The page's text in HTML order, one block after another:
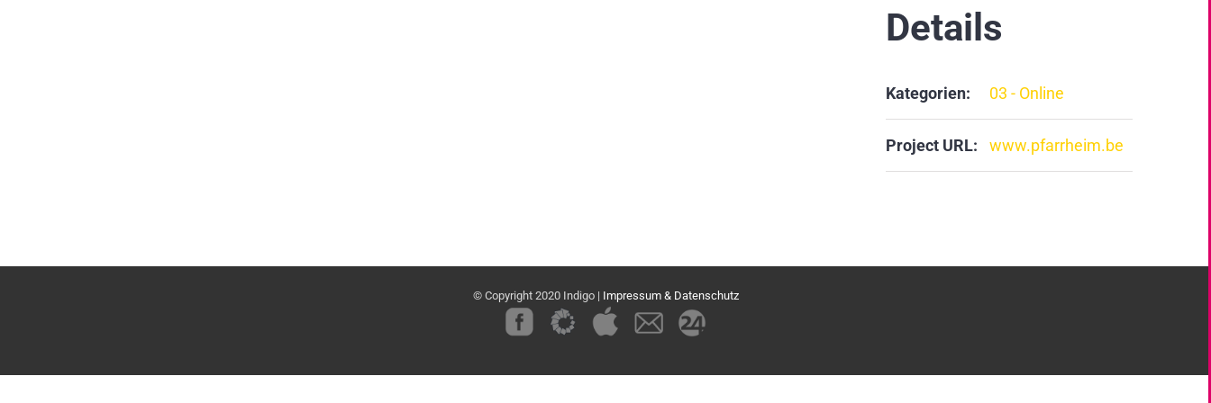
Details
Kategorien: 03 - Online
Project URL: www.pfarrheim.be
© Copyright 2020 Indigo | Impressum & Datenschutz
Benutzerdefiniert
Benutzerdefiniert
Benutzerdefiniert
Benutzerdefiniert
Benutzerdefiniert